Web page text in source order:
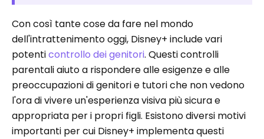
Con così tante cose da fare nel mondo
dell'intrattenimento oggi, Disney+ include vari
potenticontrollo dei genitori. Questi controlli
parentali aiuto a rispondere alle esigenze e alle
preoccupazioni di genitori e tutori che non vedono
l'ora di vivere un'esperienza visiva più sicura e
appropriata per i propri figli. Esistono diversi motivi
importanti per cui Disney+ implementa questi